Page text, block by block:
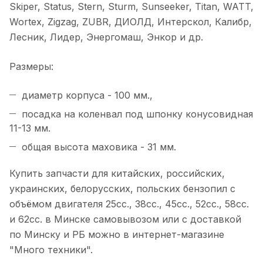
Skiper, Status, Stern, Sturm, Sunseeker, Titan, WATT,
Wortex, Zigzag, ZUBR, ДИОЛД, Интерскол, Калибр,
Лесник, Лидер, Энергомаш, Энкор и др.
Размеры:
диаметр корпуса - 100 мм.,
посадка на коленвал под шпонку конусовидная
11-13 мм.
общая высота маховика - 31 мм.
Купить запчасти для китайских, российских,
украинских, белорусских, польских бензопил с
объёмом двигателя 25сс., 38сс., 45сс., 52сс., 58сс.
и 62сс. в Минске самовывозом или с доставкой
по Минску и РБ можно в интернет-магазине
"Много техники".